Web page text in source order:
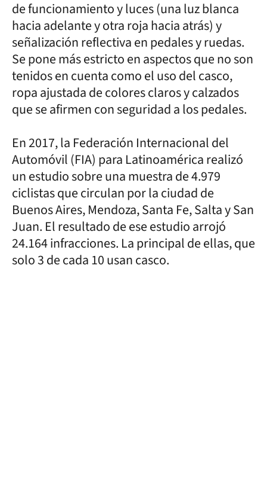
de funcionamiento y luces (una luz blanca
hacia adelante y otra roja hacia atrás) y
señalización reflectiva en pedales y ruedas.
Se pone más estricto en aspectos que no son
tenidos en cuenta como el uso del casco,
ropa ajustada de colores claros y calzados
que se afirmen con seguridad a los pedales.
En 2017, la Federación Internacional del
Automóvil (FIA) para Latinoamérica realizó
un estudio sobre una muestra de 4.979
ciclistas que circulan por la ciudad de
Buenos Aires, Mendoza, Santa Fe, Salta y San
Juan. El resultado de ese estudio arrojó
24.164 infracciones. La principal de ellas, que
solo 3 de cada 10 usan casco.